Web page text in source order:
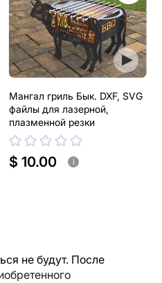
Мангал гриль Бык. DXF, SVG
файлы для лазерной,
плазменной резки
$ 10.00 i
не будут. После